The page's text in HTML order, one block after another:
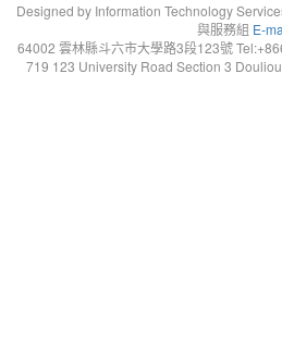
Designed by Information Technology
與服務組 E-
64002 雲林縣斗六市大學路3段123號
719 123 University Road Section 3